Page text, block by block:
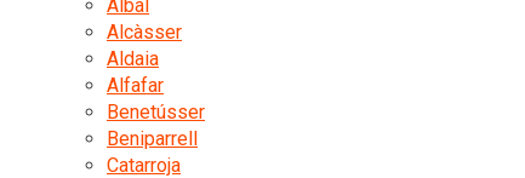
Albal
Alcàsser
Aldaia
Alfafar
Benetússer
Beniparrell
Catarroja